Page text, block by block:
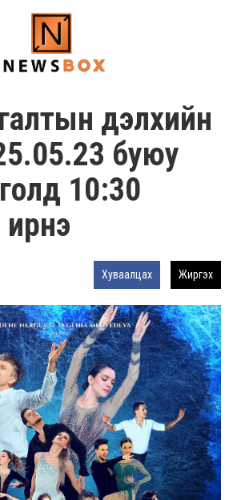
дэлхийн
буюу
10:30
Хуваалцах Жиргэх